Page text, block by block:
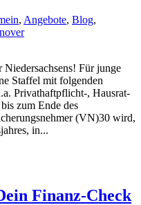
, Angebote, Blog,
Niedersachsens! Für junge
Staffel mit folgenden
Privathaftpflicht-, Hausrat-
zum Ende des
(VN)30 wird,
in...
Finanz-Check